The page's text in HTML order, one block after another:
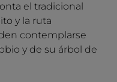
el tradicional
y la ruta
contemplarse
y de su árbol de